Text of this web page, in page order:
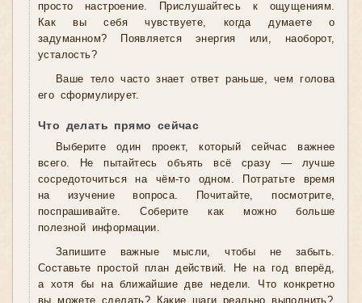
просто настроение. Прислушайтесь к ощущениям.
Как вы себя чувствуете, когда думаете о
задуманном? Появляется энергия или, наоборот,
усталость?
Ваше тело часто знает ответ раньше, чем голова
его сформулирует.
Что делать прямо сейчас
Выберите один проект, который сейчас важнее
всего. Не пытайтесь объять всё сразу — лучше
сосредоточиться на чём-то одном. Потратьте время
на изучение вопроса. Почитайте, посмотрите,
поспрашивайте. Соберите как можно больше
полезной информации.
Запишите важные мысли, чтобы не забыть.
Составьте простой план действий. Не на год вперёд,
а хотя бы на ближайшие две недели. Что конкретно